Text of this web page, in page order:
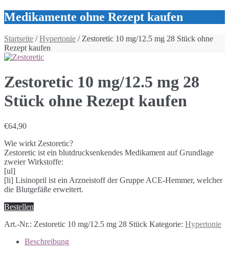
Medikamente ohne Rezept kaufen
Startseite /Hypertonie / Zestoretic 10 mg/12.5 mg 28 Stück ohne
Rezept kaufen
Zestoretic 10 mg/12.5 mg 28
Stück ohne Rezept kaufen
€64,90
Wie wirkt Zestoretic?
Zestoretic ist ein blutdrucksenkendes Medikament auf Grundlage
zweier Wirkstoffe:
[ul]
[li] Lisinopril ist ein Arzneistoff der Gruppe ACE-Hemmer, welcher
die Blutgefäße erweitert.
Bestellen
Art.-Nr.: Zestoretic 10 mg/12.5 mg 28 Stück Kategorie: Hypertonie
Beschreibung